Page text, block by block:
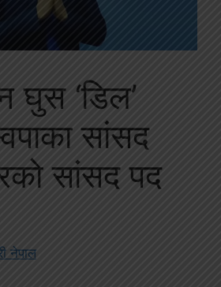
घुस ‘डिल’
सांसद
सांसद पद
नेपाल